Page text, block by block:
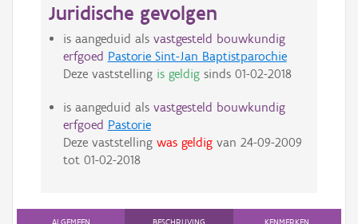
Juridische gevolgen
is aangeduid als vastgesteld bouwkundig
erfgoed Pastorie Sint-Jan Baptistparochie
Deze vaststelling is geldigsinds 01-02-2018
is aangeduid als vastgesteld bouwkundig
erfgoed Pastorie
Deze vaststelling was geldigvan 24-09-2009
tot 01-02-2018